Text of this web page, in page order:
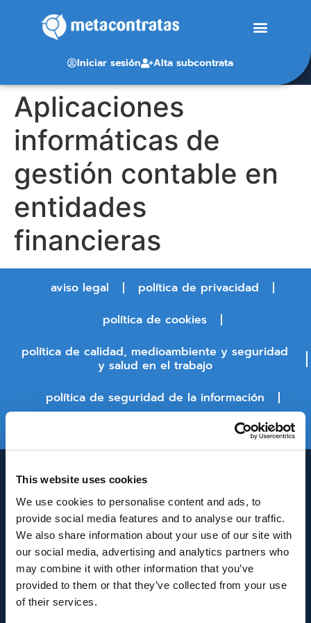
This website uses cookies
We use cookies to personalise content and ads, to
provide social media features and to analyse our traffic.
We also share information about your use of our site with
our social media, advertising and analytics partners who
may combine it with other information that you’ve
provided to them or that they’ve collected from your use
of their services.
Iniciar sesión Alta subcontrata
Aplicaciones
informáticas de
gestión contable en
entidades
financieras
aviso legal
política de privacidad
política de cookies
política de calidad, medioambiente y seguridad
y salud en el trabajo
política de seguridad de la información
INNOVACIÓN Y DESARROLLO DE ANDALUCÍA
IDEA